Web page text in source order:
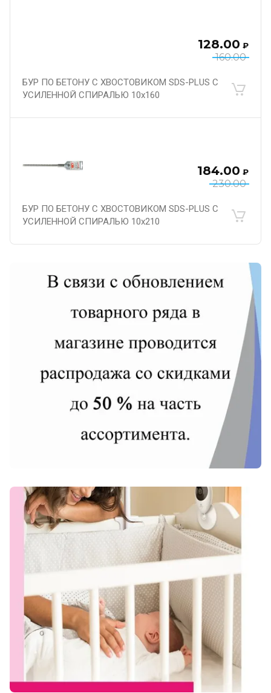
160.00
128.00 ₽
БУР ПО БЕТОНУ С ХВОСТОВИКОМ SDS-PLUS С
УСИЛЕННОЙ СПИРАЛЬЮ 10х160
230.00
184.00 ₽
БУР ПО БЕТОНУ С ХВОСТОВИКОМ SDS-PLUS С
УСИЛЕННОЙ СПИРАЛЬЮ 10х210